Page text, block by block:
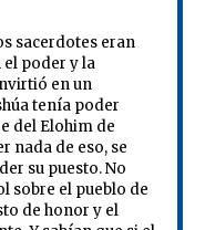
sacerdotes eran
poder y la
en un
tenía poder
del Elohim de
nada de eso, se
su puesto. No
sobre el pueblo de
de honor y el